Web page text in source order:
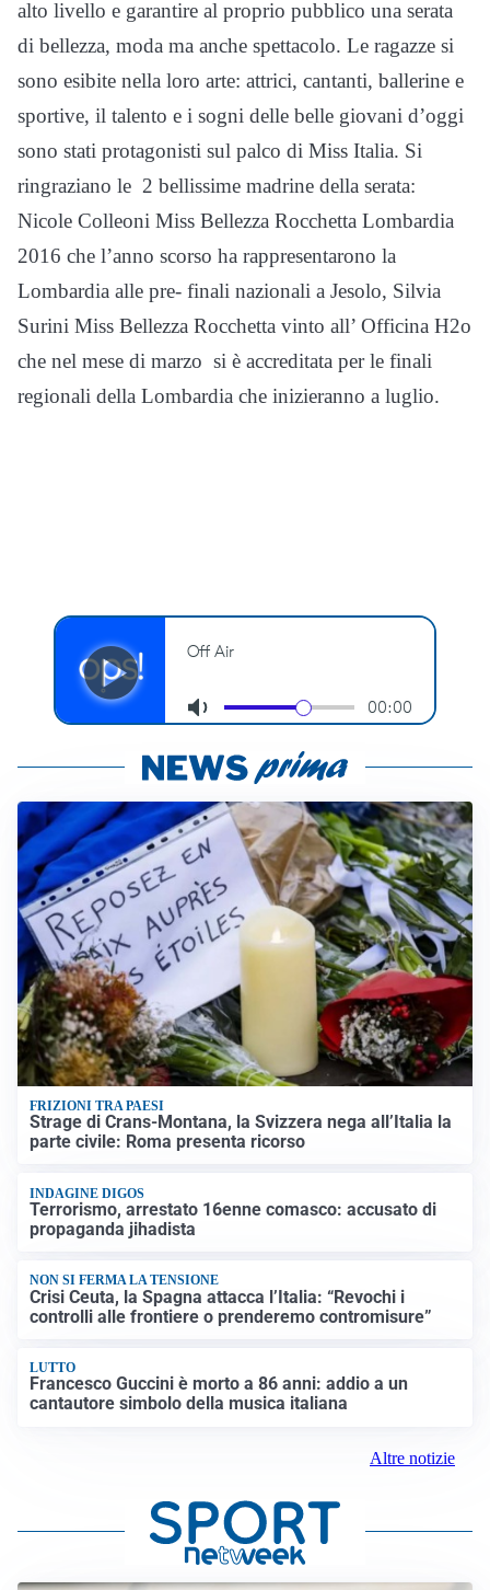
alto livello e garantire al proprio pubblico una serata
di bellezza, moda ma anche spettacolo. Le ragazze si
sono esibite nella loro arte: attrici, cantanti, ballerine e
sportive, il talento e i sogni delle belle giovani d’oggi
sono stati protagonisti sul palco di Miss Italia. Si
ringraziano le 2 bellissime madrine della serata:
Nicole Colleoni Miss Bellezza Rocchetta Lombardia
2016 che l’anno scorso ha rappresentarono la
Lombardia alle pre- finali nazionali a Jesolo, Silvia
Surini Miss Bellezza Rocchetta vinto all’ Officina H2o
che nel mese di marzo si è accreditata per le finali
regionali della Lombardia che inizieranno a luglio.
FRIZIONI TRA PAESI
Strage di Crans-Montana, la Svizzera nega all’Italia la
parte civile: Roma presenta ricorso
INDAGINE DIGOS
Terrorismo, arrestato 16enne comasco: accusato di
propaganda jihadista
NON SI FERMA LA TENSIONE
Crisi Ceuta, la Spagna attacca l’Italia: “Revochi i
controlli alle frontiere o prenderemo contromisure”
LUTTO
Francesco Guccini è morto a 86 anni: addio a un
cantautore simbolo della musica italiana
Altre notizie